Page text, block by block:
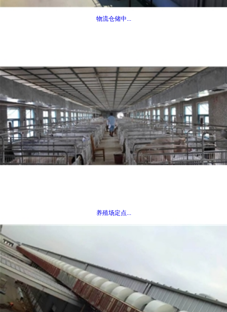
物流仓储中...
养殖场定点...